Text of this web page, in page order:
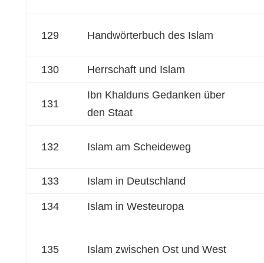
129 Handwörterbuch des Islam
130 Herrschaft und Islam
131
Ibn Khalduns Gedanken über
den Staat
132 Islam am Scheideweg
133 Islam in Deutschland
134 Islam in Westeuropa
135 Islam zwischen Ost und West